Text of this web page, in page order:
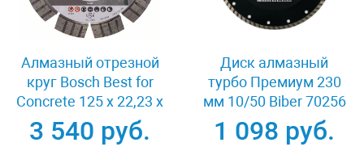
Алмазный отрезной
круг Bosch Best for
Concrete 125 x 22,23 x
2,2 x 12 mm
3 540 руб.
Диск алмазный
турбо Премиум 230
мм 10/50 Biber 70256
1 098 руб.